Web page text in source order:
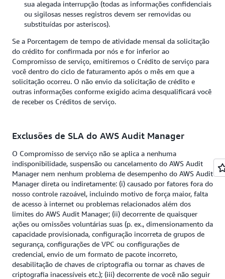
sua alegada interrupção (todas as informações confidenciais
ou sigilosas nesses registros devem ser removidas ou
substituídas por asteriscos).
Se a Porcentagem de tempo de atividade mensal da solicitação
do crédito for confirmada por nós e for inferior ao
Compromisso de serviço, emitiremos o Crédito de serviço para
você dentro do ciclo de faturamento após o mês em que a
solicitação ocorreu. O não envio da solicitação de crédito e
outras informações conforme exigido acima desqualificará você
de receber os Créditos de serviço.
Exclusões de SLA do AWS Audit Manager
O Compromisso de serviço não se aplica a nenhuma
indisponibilidade, suspensão ou cancelamento do AWS Audit
Manager nem nenhum problema de desempenho do AWS Audit
Manager direta ou indiretamente: (i) causado por fatores fora do
nosso controle razoável, incluindo motivo de força maior, falta
de acesso à internet ou problemas relacionados além dos
limites do AWS Audit Manager; (ii) decorrente de quaisquer
ações ou omissões voluntárias suas (p. ex., dimensionamento da
capacidade provisionada, configuração incorreta de grupos de
segurança, configurações de VPC ou configurações de
credencial, envio de um formato de pacote incorreto,
desabilitação de chaves de criptografia ou tornar as chaves de
criptografia inacessíveis etc.); (iii) decorrente de você não seguir